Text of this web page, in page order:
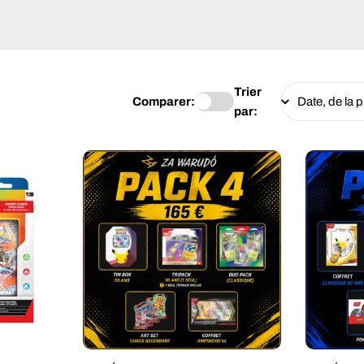
Comparer:
Trier
par: